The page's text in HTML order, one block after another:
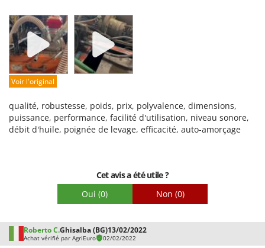
Prestations
Facilité d'utilisation
Qualité / Prix
Facilité de montage
Voir l'original
qualité, robustesse, poids, prix, polyvalence, dimensions,
puissance, performance, facilité d'utilisation, niveau sonore,
débit d'huile, poignée de levage, efficacité, auto-amorçage
Cet avis a été utile ?
Oui (0) Non (0)
Roberto C.Ghisalba (BG)13/02/2022
Achat vérifié par AgriEuro 02/02/2022